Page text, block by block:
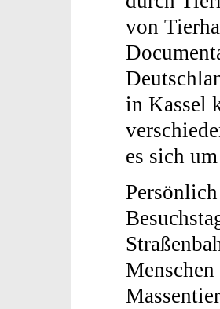
von
in Kassel
es sich